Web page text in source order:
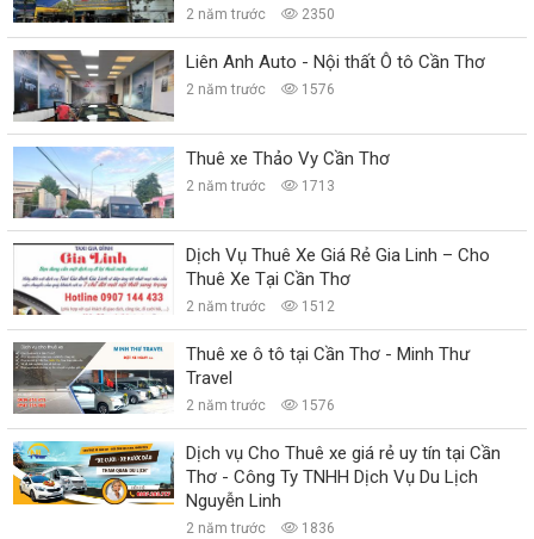
2 năm trước 2350
Liên Anh Auto - Nội thất Ô tô Cần Thơ
2 năm trước 1576
Thuê xe Thảo Vy Cần Thơ
2 năm trước 1713
Dịch Vụ Thuê Xe Giá Rẻ Gia Linh – Cho
Thuê Xe Tại Cần Thơ
2 năm trước 1512
Thuê xe ô tô tại Cần Thơ - Minh Thư
Travel
2 năm trước 1576
Dịch vụ Cho Thuê xe giá rẻ uy tín tại Cần
Thơ - Công Ty TNHH Dịch Vụ Du Lịch
Nguyễn Linh
2 năm trước 1836